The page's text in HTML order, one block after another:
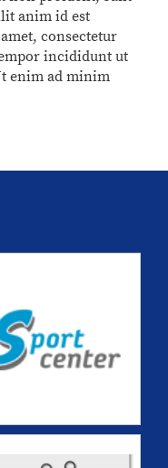
anim id est
consectetur
incididunt ut
enim ad minim